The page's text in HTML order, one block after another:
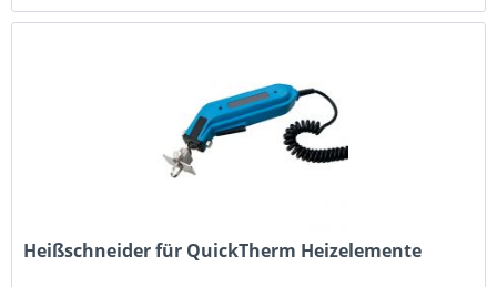
Heißschneider für QuickTherm Heizelemente